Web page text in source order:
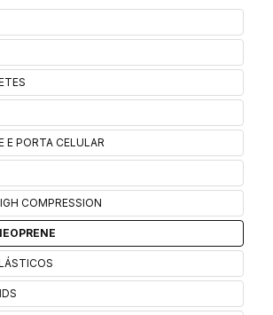
E PORTA CELULAR
COMPRESSION